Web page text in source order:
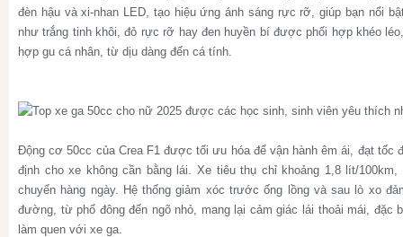
đèn hậu và xi-nhan LED, tạo hiệu ứng ánh sáng rực rỡ, giúp bạn nổi
như trắng tinh khôi, đỏ rực rỡ hay đen huyền bí được phối hợp khéo
hợp gu cá nhân, từ dịu dàng đến cá tính.
Động cơ 50cc của Crea F1 được tối ưu hóa để vận hành êm ái, đạt tốc
định cho xe không cần bằng lái. Xe tiêu thụ chỉ khoảng 1,8 lít/
chuyển hàng ngày. Hệ thống giảm xóc trước ống lồng và sau lò xo
đường, từ phố đông đến ngõ nhỏ, mang lại cảm giác lái thoải mái, đặc
làm quen với xe ga.